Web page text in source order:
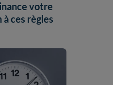
votre
ces règles